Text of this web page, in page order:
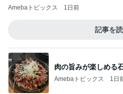
Amebaトピックス 1日前
記事を
肉の旨みが楽しめる
Amebaトピックス 1日